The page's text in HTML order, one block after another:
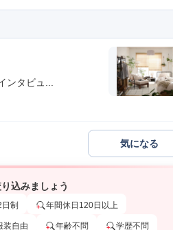
タビュ...
気になる
込みましょう
制 年間休日120日以上
装自由 年齢不問 学歴不問